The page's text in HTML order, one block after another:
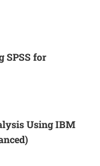
SPSS for
Using IBM